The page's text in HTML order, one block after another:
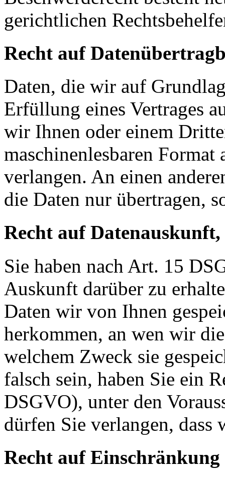
gerichtlichen
Recht auf
Daten, die wir auf
Erfüllung eines Vertrages
wir Ihnen oder einem
maschinenlesbaren Format
verlangen. An einen
die Daten nur übertragen,
Recht auf
Sie haben nach Art. 15
Auskunft darüber zu
Daten wir von Ihnen
herkommen, an wen wir
welchem Zweck sie
falsch sein, haben Sie ein
DSGVO), unter den
dürfen Sie verlangen, dass
Recht auf